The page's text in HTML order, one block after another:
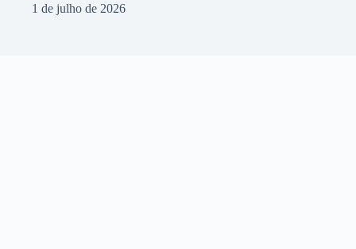
1 de julho de 2026